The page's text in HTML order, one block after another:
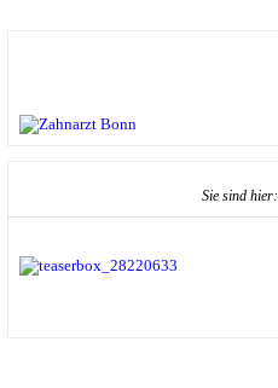
Sie sind hier: